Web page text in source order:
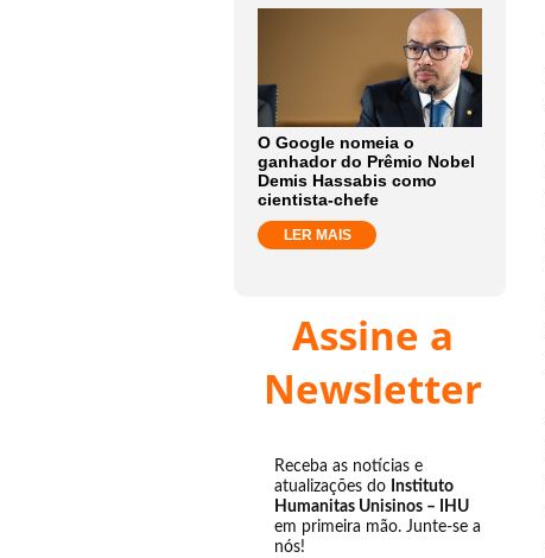
O Google nomeia o
ganhador do Prêmio Nobel
Demis Hassabis como
cientista-chefe
LER MAIS
Assine a
Newsletter
Receba as notícias e
atualizações do Instituto
Humanitas Unisinos – IHU
em primeira mão. Junte-se a
nós!